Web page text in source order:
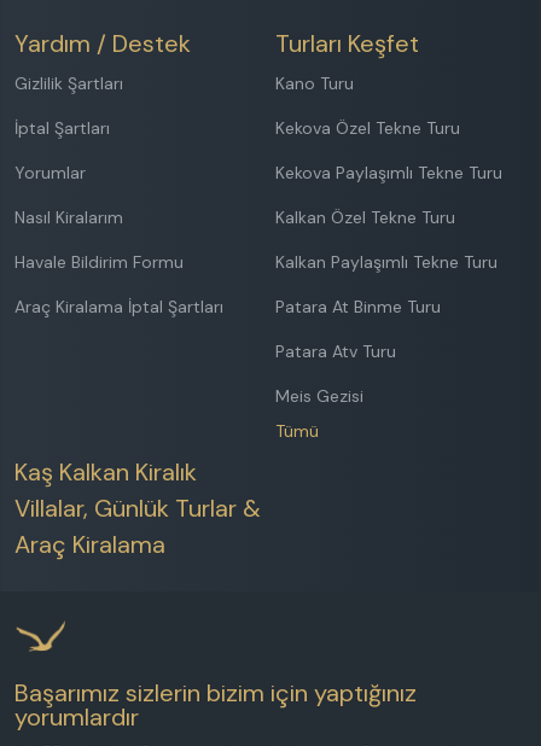
Sonuçlarda 3 gün önceki ve sonraki seçenekleride
Yardım / Destek
Gizlilik Şartları
İptal Şartları
Yorumlar
Nasıl Kiralarım
Havale Bildirim Formu
Araç Kiralama İptal Şartları
Turları Keşfet
Kano Turu
Kekova Özel Tekne Turu
Kekova Paylaşımlı Tekne Turu
Kalkan Özel Tekne Turu
Kalkan Paylaşımlı Tekne Turu
Patara At Binme Turu
Patara Atv Turu
Meis Gezisi
Tümü
Kaş Kalkan Kiralık
Villalar, Günlük Turlar &
Araç Kiralama
Başarımız sizlerin bizim için yaptığınız
yorumlardır